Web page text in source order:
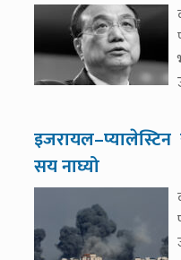
सय नाघ्यो